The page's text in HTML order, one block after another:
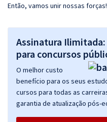
Então, vamos unir nossas
Assinatura Ilimitada:
para concursos
O melhor custo
benefício para os seus
cursos para todas as
garantia de atualização pós-